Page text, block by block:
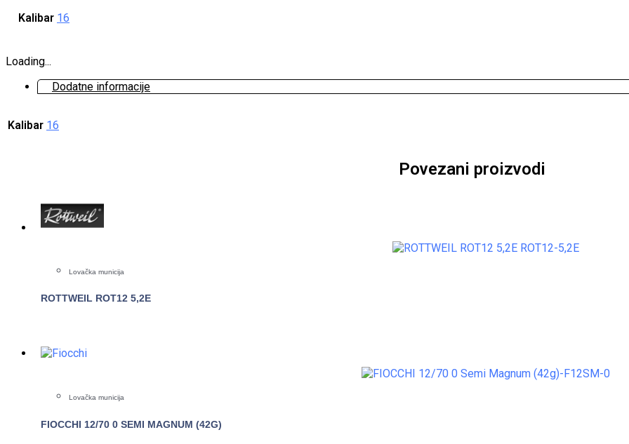
Kalibar 16
Loading...
Dodatne informacije
Kalibar 16
Povezani proizvodi
Lovačka municija
ROTTWEIL ROT12 5,2E
Lovačka municija
FIOCCHI 12/70 0 SEMI MAGNUM (42G)